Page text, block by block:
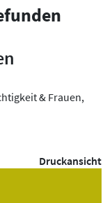
& Frauen,
Druckansicht